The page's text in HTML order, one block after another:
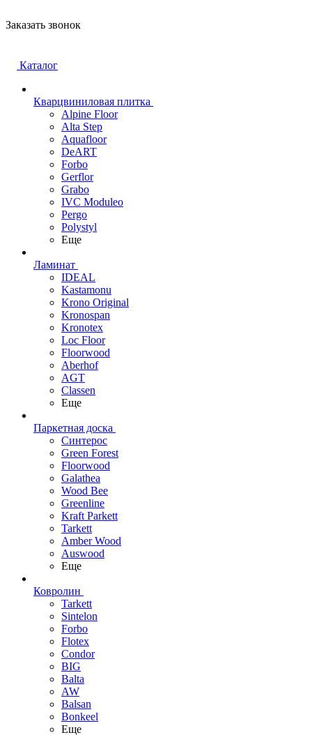
Заказать звонок
Каталог
Кварцвиниловая плитка
Alpine Floor
Alta Step
Aquafloor
DeART
Forbo
Gerflor
Grabo
IVC Moduleo
Pergo
Polystyl
Еще
Ламинат
IDEAL
Kastamonu
Krono Original
Kronospan
Kronotex
Loc Floor
Floorwood
Aberhof
AGT
Classen
Еще
Паркетная доска
Синтерос
Green Forest
Floorwood
Galathea
Wood Bee
Greenline
Kraft Parkett
Tarkett
Amber Wood
Auswood
Еще
Ковролин
Tarkett
Sintelon
Forbo
Flotex
Condor
BIG
Balta
AW
Balsan
Bonkeel
Еще